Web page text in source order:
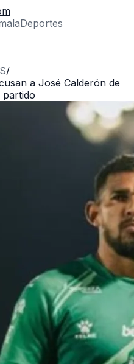
Deportes
/
a José Calderón de
partido